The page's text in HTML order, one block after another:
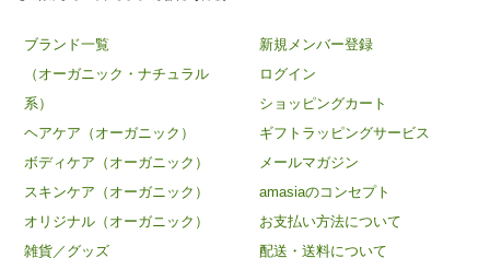
ブランド一覧
（オーガニック・ナチュラル
系）
ヘアケア（オーガニック）
ボディケア（オーガニック）
スキンケア（オーガニック）
オリジナル（オーガニック）
雑貨／グッズ
新規メンバー登録
ログイン
ショッピングカート
ギフトラッピングサービス
メールマガジン
amasiaのコンセプト
お支払い方法について
配送・送料について